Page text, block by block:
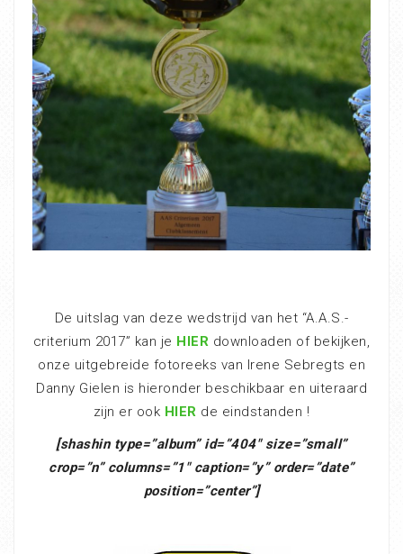
De uitslag van deze wedstrijd van het “A.A.S.-
criterium 2017” kan je HIER downloaden of bekijken,
onze uitgebreide fotoreeks van Irene Sebregts en
Danny Gielen is hieronder beschikbaar en uiteraard
zijn er ook HIER de eindstanden !
[shashin type=”album” id=”404″ size=”small”
crop=”n” columns=”1″ caption=”y” order=”date”
position=”center”]